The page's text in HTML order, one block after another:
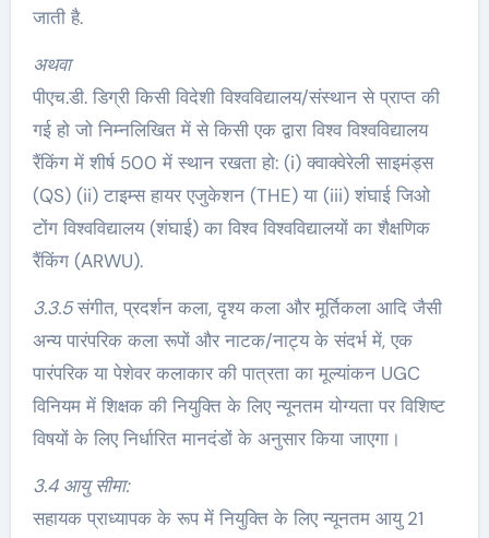
जाती है.
अथवा
पीएच.डी. डिग्री किसी विदेशी विश्वविद्यालय/संस्थान से प्राप्त की
गई हो जो निम्नलिखित में से किसी एक द्वारा विश्व विश्वविद्यालय
रैंकिंग में शीर्ष 500 में स्थान रखता हो: (i) क्वाक्वेरेली साइमंड्स
(QS) (ii) टाइम्स हायर एजुकेशन (THE) या (iii) शंघाई जिओ
टोंग विश्वविद्यालय (शंघाई) का विश्व विश्वविद्यालयों का शैक्षणिक
रैंकिंग (ARWU).
3.3.5संगीत, प्रदर्शन कला, दृश्य कला और मूर्तिकला आदि जैसी
अन्य पारंपरिक कला रूपों और नाटक/नाट्य के संदर्भ में, एक
पारंपरिक या पेशेवर कलाकार की पात्रता का मूल्यांकन UGC
विनियम में शिक्षक की नियुक्ति के लिए न्यूनतम योग्यता पर विशिष्ट
विषयों के लिए निर्धारित मानदंडों के अनुसार किया जाएगा।
3.4 आयु सीमा:
सहायक प्राध्यापक के रूप में नियुक्ति के लिए न्यूनतम आयु 21